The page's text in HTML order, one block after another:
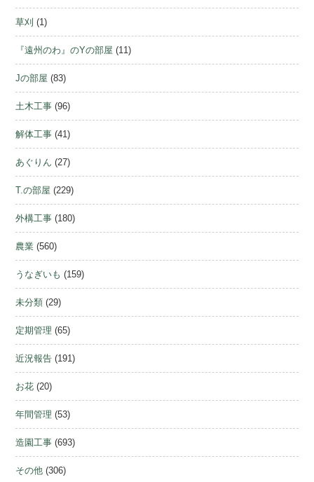
草刈 (1)
『遠州のわ』のYの部屋 (11)
Jの部屋 (83)
土木工事 (96)
解体工事 (41)
あぐりん (27)
T.の部屋 (229)
外構工事 (180)
農業 (560)
うなぎいも (159)
未分類 (29)
定期管理 (65)
近況報告 (191)
お花 (20)
年間管理 (53)
造園工事 (693)
その他 (306)